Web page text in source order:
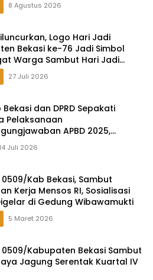
8 Agustus 2026
Logo Hari Jadi
Bekasi ke-76 Jadi Simbol
Warga Sambut Hari Jadi
27 Juli 2026
Bekasi dan DPRD Sepakati
Pelaksanaan
APBD 2025,
Tata Kelola
Daerah
14 Juli 2026
Kab Bekasi, Sambut
Kerja Mensos RI, Sosialisasi
di Gedung Wibawamukti
5 Maret 2026
0509/Kabupaten Bekasi Sambut
Jagung Serentak Kuartal IV